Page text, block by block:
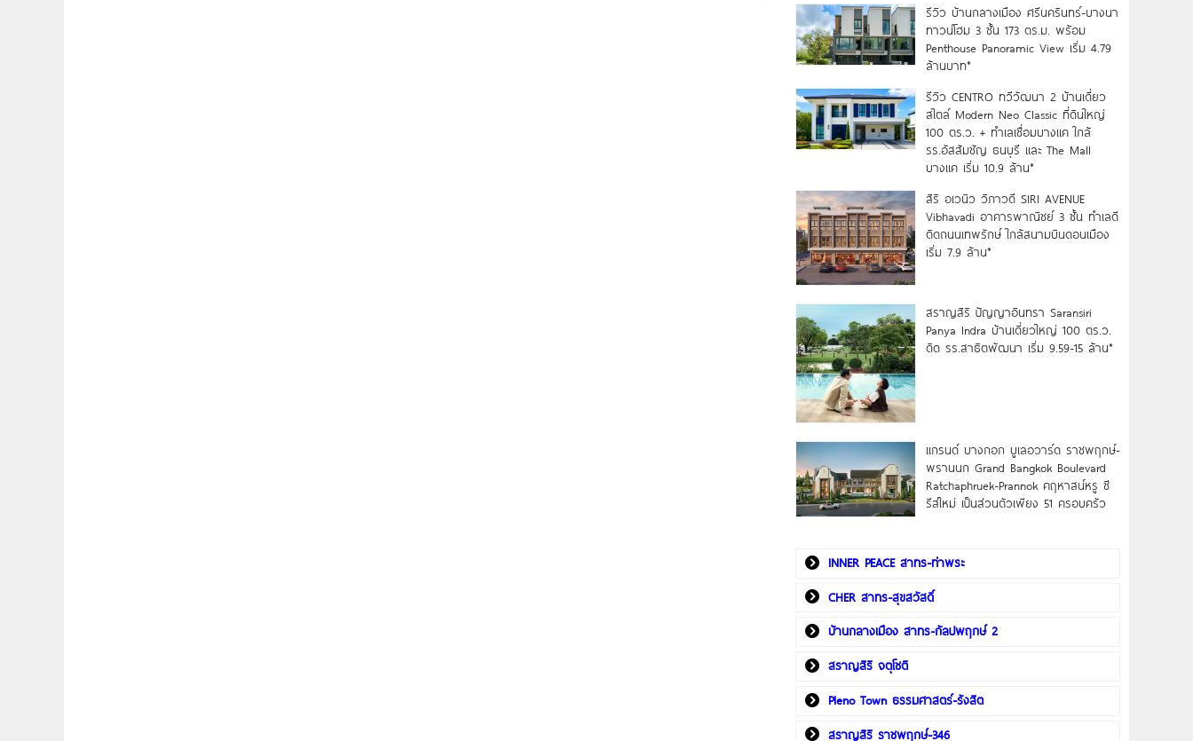
รีวิว บ้านกลางเมือง ศรีนครินทร์-บางนา
ทาวน์โฮม 3 ชั้น 173 ตร.ม. พร้อม
Penthouse Panoramic View เริ่ม 4.79
ล้านบาท*
รีวิว CENTRO ทวีวัฒนา 2 บ้านเดี่ยว
สไตล์ Modern Neo Classic ที่ดินใหญ่
100 ตร.ว. + ทำเลเชื่อมบางแค ใกล้
รร.อัสสัมชัญ ธนบุรี และ The Mall
บางแค เริ่ม 10.9 ล้าน*
สิริ อเวนิว วิภาวดี SIRI AVENUE
Vibhavadi อาคารพาณิชย์ 3 ชั้น ทำเลดี
ติดถนนเทพรักษ์ ใกล้สนามบินดอนเมือง
เริ่ม 7.9 ล้าน*
สราญสิริ ปัญญาอินทรา Saransiri
Panya Indra บ้านเดี่ยวใหญ่ 100 ตร.ว.
ดิด รร.สาธิตพัฒนา เริ่ม 9.59-15 ล้าน*
แกรนด์ บางกอก บูเลอวาร์ด ราชพฤกษ์-
พรานนก Grand Bangkok Boulevard
Ratchaphruek-Prannok คฤหาสน์หรู ซี
รีส์ใหม่ เป็นส่วนตัวเพียง 51 ครอบครัว
INNER PEACE สาทร-ท่าพระ
CHER สาทร-สุขสวัสดิ์
บ้านกลางเมือง สาทร-กัลปพฤกษ์ 2
สราญสิริ จตุโชติ
Pleno Town ธรรมศาสตร์-รังสิต
สราญสิริ ราชพฤกษ์-346